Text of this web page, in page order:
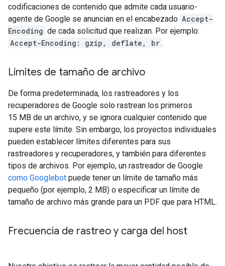
codificaciones de contenido que admite cada usuario-
agente de Google se anuncian en el encabezado Accept-
Encoding de cada solicitud que realizan. Por ejemplo:
Accept-Encoding: gzip, deflate, br .
Límites de tamaño de archivo
De forma predeterminada, los rastreadores y los
recuperadores de Google solo rastrean los primeros
15 MB de un archivo, y se ignora cualquier contenido que
supere este límite. Sin embargo, los proyectos individuales
pueden establecer límites diferentes para sus
rastreadores y recuperadores, y también para diferentes
tipos de archivos. Por ejemplo, un rastreador de Google
como Googlebot puede tener un límite de tamaño más
pequeño (por ejemplo, 2 MB) o especificar un límite de
tamaño de archivo más grande para un PDF que para HTML.
Frecuencia de rastreo y carga del host